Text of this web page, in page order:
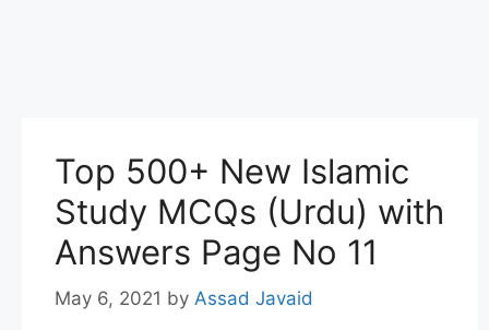
Top 500+ New Islamic
Study MCQs (Urdu) with
Answers Page No 11
May 6, 2021 by Assad Javaid